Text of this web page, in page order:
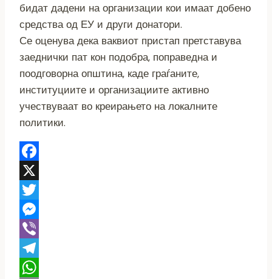
бидат дадени на организации кои имаат добено
средства од ЕУ и други донатори.
Се оценува дека ваквиот пристап претставува
заеднички пат кон подобра, поправедна и
поодговорна општина, каде граѓаните,
институциите и организациите активно
учествуваат во креирањето на локалните
политики.
Facebook
X
Twitter
Messenger
Viber
Telegram